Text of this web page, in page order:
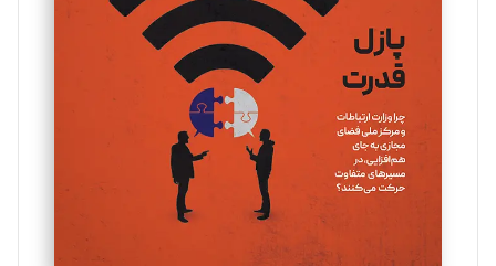
یسنا امان‌پور
تحریریه
ملینا جعفری
تحریریه
مصطفی مسجدی آرانی